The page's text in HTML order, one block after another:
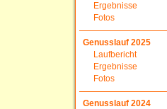
Ergebnisse
Fotos
Genusslauf 2025
Laufbericht
Ergebnisse
Fotos
Genusslauf 2024